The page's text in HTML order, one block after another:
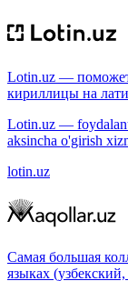
Lotin.uz — поможет
кириллицы на
Lotin.uz —
aksincha o'girish
lotin.uz
Самая большая
языках